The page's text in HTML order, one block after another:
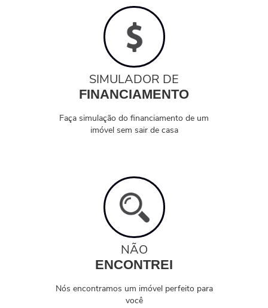
SIMULADOR DE
FINANCIAMENTO
Faça simulação do financiamento de um
imóvel sem sair de casa
NÃO
ENCONTREI
Nós encontramos um imóvel perfeito para
você